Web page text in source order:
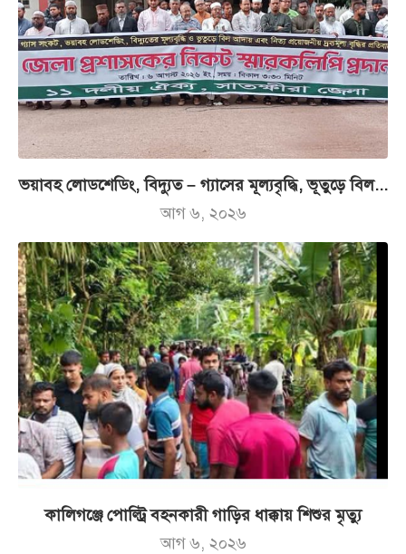
ভয়াবহ লোডশেডিং, বিদ্যুত – গ্যাসের মূল্যবৃদ্ধি, ভূতুড়ে বিল...
আগ ৬, ২০২৬
কালিগঞ্জে পোল্ট্রি বহনকারী গাড়ির ধাক্কায় শিশুর মৃত্যু
আগ ৬, ২০২৬